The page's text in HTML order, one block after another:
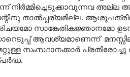
നിർമ്മിച്ചെടുക്കാവുന്നവ
താൽപ്പര്യമില്ല.
സാങ്കേതികജ്ഞാനമോ
ആവശ്യമാണെന്ന്
സംസ്ഥാനക്കാർ പ്രതിരോച്ചു